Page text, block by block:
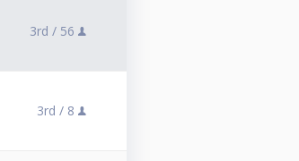
3rd / 56
3rd / 8